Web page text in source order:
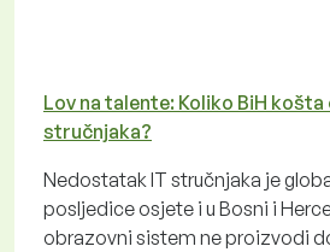
Lov na talente: Koliko BiH košta
stručnjaka?
Nedostatak IT stručnjaka je
posljedice osjete i u Bosni i
obrazovni sistem ne proizvodi